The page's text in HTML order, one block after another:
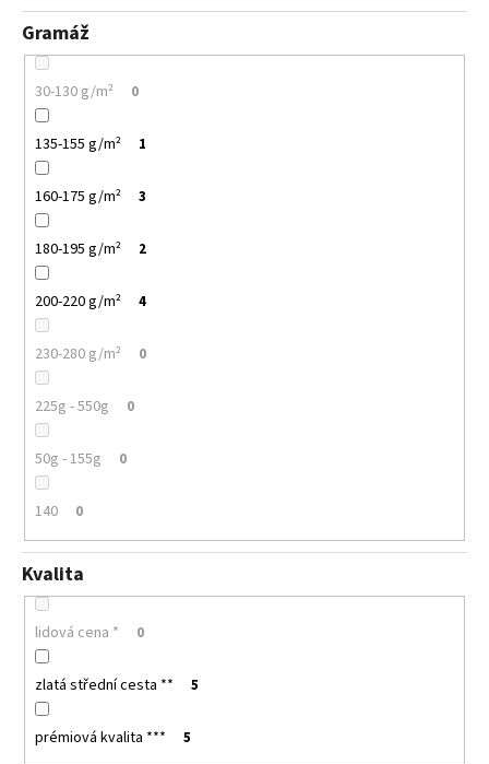
Gramáž
30-130 g/m² 0
135-155 g/m² 1
160-175 g/m² 3
180-195 g/m² 2
200-220 g/m² 4
230-280 g/m² 0
225g - 550g 0
50g - 155g 0
140 0
Kvalita
lidová cena * 0
zlatá střední cesta ** 5
prémiová kvalita *** 5